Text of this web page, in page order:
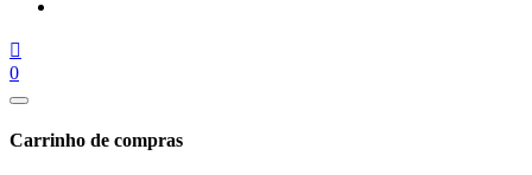

0
Carrinho de compras